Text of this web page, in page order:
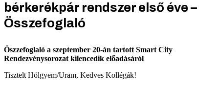
bérkerékpár rendszer első éve –
Összefoglaló
Öszzefoglaló a szeptember 20-án tartott Smart City
Rendezvénysorozat kilencedik előadásáról
Tisztelt Hölgyem/Uram, Kedves Kollégák!